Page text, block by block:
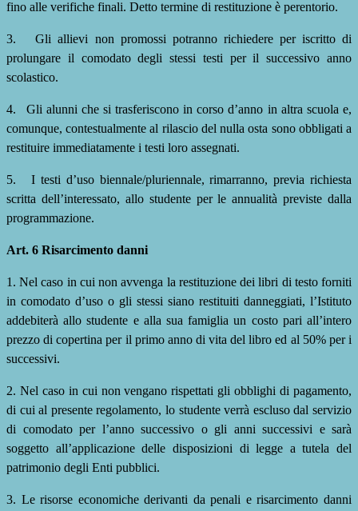
fino alle verifiche finali. Detto termine di restituzione è perentorio.
3.
Gli allievi non promossi potranno richiedere per iscritto di
prolungare il comodato degli stessi testi per il successivo anno
scolastico.
4.
Gli alunni che si trasferiscono in corso d’anno in altra scuola e,
comunque, contestualmente al rilascio del nulla osta sono obbligati a
restituire immediatamente i testi loro assegnati.
5.
I testi d’uso biennale/pluriennale, rimarranno, previa richiesta
scritta dell’interessato, allo studente per le annualità previste dalla
programmazione.
Art. 6 Risarcimento danni
1. Nel caso in cui non avvenga la restituzione dei libri di testo forniti
in comodato d’uso o gli stessi siano restituiti danneggiati, l’Istituto
addebiterà allo studente e alla sua famiglia un costo pari all’intero
prezzo di copertina per il primo anno di vita del libro ed al 50% per i
successivi.
2. Nel caso in cui non vengano rispettati gli obblighi di pagamento,
di cui al presente regolamento, lo studente verrà escluso dal servizio
di comodato per l’anno successivo o gli anni successivi e sarà
soggetto all’applicazione delle disposizioni di legge a tutela del
patrimonio degli Enti pubblici.
3. Le risorse economiche derivanti da penali e risarcimento danni